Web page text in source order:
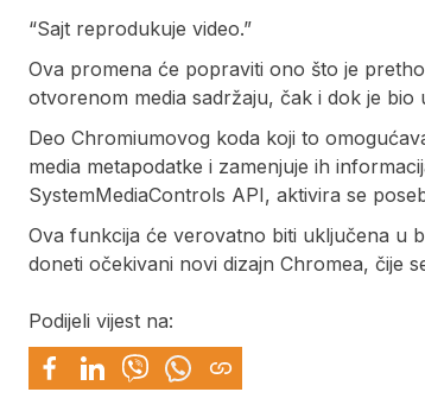
“Sajt reprodukuje video.”
Ova promena će popraviti ono što je
otvorenom media sadržaju, čak i dok je
Deo Chromiumovog koda koji to
media metapodatke i zamenjuje ih
SystemMediaControls API, aktivira se
Ova funkcija će verovatno biti uključena u
doneti očekivani novi dizajn Chromea, čije
Podijeli vijest na: